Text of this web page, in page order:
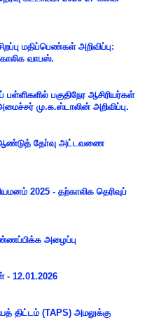
மதிப்பெண்கள் அறிவிப்பு:
வாபஸ்.
பகுதிநேர ஆசிரியர்கள்
மு.க.ஸ்டாலின் அறிவிப்பு.
ஆண்டுத் தோ்வு அட்டவணை
2025 - தற்காலிக தெரிவுப்
அழைப்பு
- 12.01.2026
திட்டம் (TAPS) அமலுக்கு